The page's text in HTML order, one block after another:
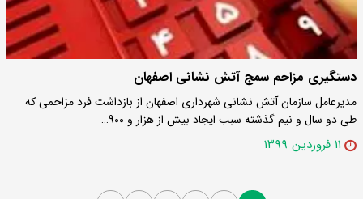
دستگیری مزاحم سمج آتش نشانی اصفهان
مدیرعامل سازمان آتش نشانی شهرداری اصفهان از بازداشت فرد مزاحمی که
طی دو سال و نیم گذشته سبب ایجاد بیش از هزار و ۹۰۰…
۱۱ فروردین ۱۳۹۹